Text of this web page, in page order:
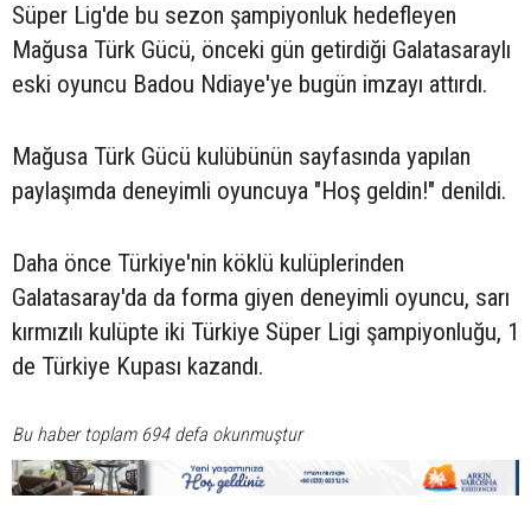
Süper Lig'de bu sezon şampiyonluk hedefleyen
Mağusa Türk Gücü, önceki gün getirdiği Galatasaraylı
eski oyuncu Badou Ndiaye'ye bugün imzayı attırdı.
Mağusa Türk Gücü kulübünün sayfasında yapılan
paylaşımda deneyimli oyuncuya "Hoş geldin!" denildi.
Daha önce Türkiye'nin köklü kulüplerinden
Galatasaray'da da forma giyen deneyimli oyuncu, sarı
kırmızılı kulüpte iki Türkiye Süper Ligi şampiyonluğu, 1
de Türkiye Kupası kazandı.
Bu haber toplam 694 defa okunmuştur